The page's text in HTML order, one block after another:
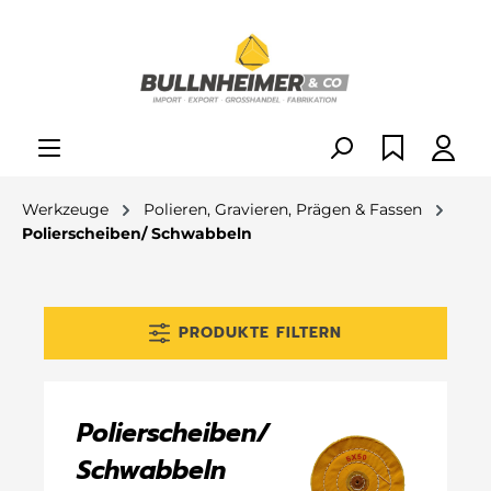
Werkzeuge
Polieren, Gravieren, Prägen & Fassen
Polierscheiben/ Schwabbeln
PRODUKTE FILTERN
Polierscheiben/
Schwabbeln